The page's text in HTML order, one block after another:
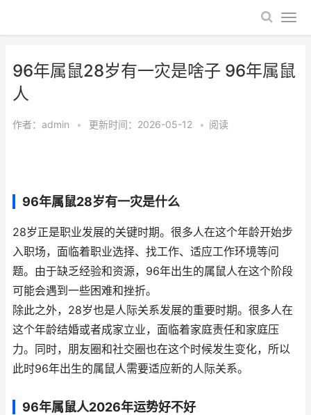
96年属鼠28岁有一灾是啥子 96年属鼠
人
作者： admin • 更新时间：2026-05-12 • 阅读
96年属鼠28岁有一灾是什么
28岁正是职业发展的关键时期。很多人在这个年龄开始步
入职场，面临着职业选择、找工作、适应工作环境等问
题。由于缺乏经验和资源，96年出生的属鼠人在这个阶段
可能会遇到一些困难和挫折。
除此之外，28岁也是人际关系发展的重要时期。很多人在
这个年龄结婚或者成家立业，面临着家庭责任和家庭压
力。同时，朋友圈和社交圈也在这个时候发生变化，所以
此时96年出生的属鼠人需要适应新的人际关系。
96年属鼠人2026年运势好不好